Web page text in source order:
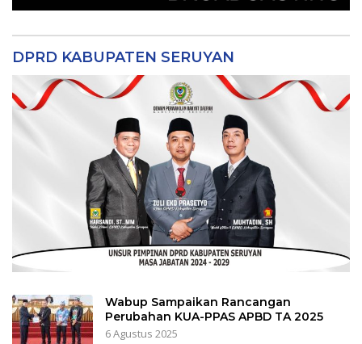
DPRD KABUPATEN SERUYAN
Wabup Sampaikan Rancangan
Perubahan KUA-PPAS APBD TA 2025
6 Agustus 2025